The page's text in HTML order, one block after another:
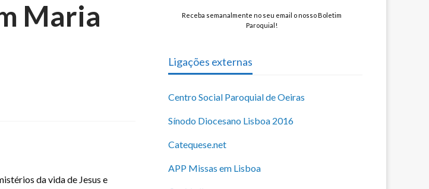
Maria
da vida de Jesus e
Receba semanalmente no seu email o nosso Boletim
Paroquial!
Ligações externas
Centro Social Paroquial de Oeiras
Sínodo Diocesano Lisboa 2016
Catequese.net
APP Missas em Lisboa